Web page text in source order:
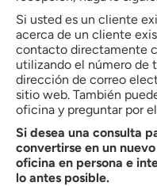
VER PERFIL
PREVIOUS POST
Si usted es un cliente
acerca de un cliente
contacto directamente
utilizando el número de
dirección de correo
sitio web. También
oficina y preguntar por
Si desea una consulta
convertirse en un
oficina en persona e
lo antes posible.